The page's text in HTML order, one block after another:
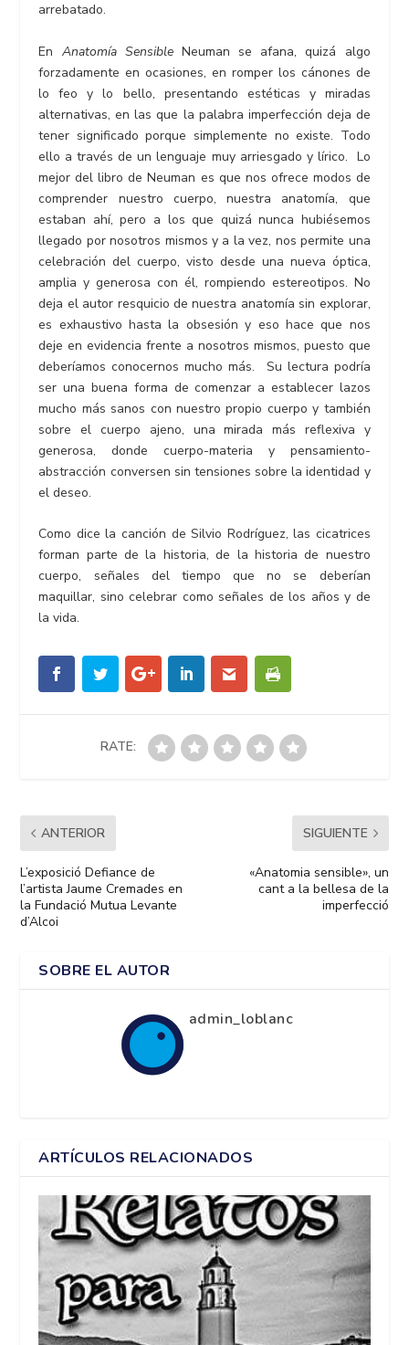
arrebatado.
En Anatomía SensibleNeuman se afana, quizá algo
forzadamente en ocasiones, en romper los cánones de
lo feo y lo bello, presentando estéticas y miradas
alternativas, en las que la palabra imperfección deja de
tener significado porque simplemente no existe. Todo
ello a través de un lenguaje muy arriesgado y lírico. Lo
mejor del libro de Neuman es que nos ofrece modos de
comprender nuestro cuerpo, nuestra anatomía, que
estaban ahí, pero a los que quizá nunca hubiésemos
llegado por nosotros mismos y a la vez, nos permite una
celebración del cuerpo, visto desde una nueva óptica,
amplia y generosa con él, rompiendo estereotipos. No
deja el autor resquicio de nuestra anatomía sin explorar,
es exhaustivo hasta la obsesión y eso hace que nos
deje en evidencia frente a nosotros mismos, puesto que
deberíamos conocernos mucho más. Su lectura podría
ser una buena forma de comenzar a establecer lazos
mucho más sanos con nuestro propio cuerpo y también
sobre el cuerpo ajeno, una mirada más reflexiva y
generosa, donde cuerpo-materia y pensamiento-
abstracción conversen sin tensiones sobre la identidad y
el deseo.
Como dice la canción de Silvio Rodríguez, las cicatrices
forman parte de la historia, de la historia de nuestro
cuerpo, señales del tiempo que no se deberían
maquillar, sino celebrar como señales de los años y de
la vida.
RATE:
ANTERIOR
L’exposició Defiance de
l’artista Jaume Cremades en
la Fundació Mutua Levante
d’Alcoi
SIGUIENTE
«Anatomia sensible», un
cant a la bellesa de la
imperfecció
SOBRE EL AUTOR
admin_loblanc
ARTÍCULOS RELACIONADOS